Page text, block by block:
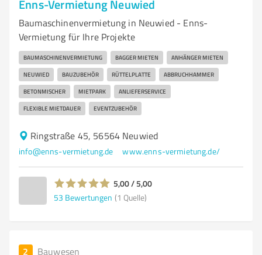
Enns-Vermietung Neuwied
Baumaschinenvermietung in Neuwied - Enns-
Vermietung für Ihre Projekte
BAUMASCHINENVERMIETUNG BAGGER MIETEN ANHÄNGER MIETEN
NEUWIED BAUZUBEHÖR RÜTTELPLATTE ABBRUCHHAMMER
BETONMISCHER MIETPARK ANLIEFERSERVICE
FLEXIBLE MIETDAUER EVENTZUBEHÖR
Ringstraße 45, 56564 Neuwied
info@enns-vermietung.de www.enns-vermietung.de/
5,00 / 5,00
53 Bewertungen (1 Quelle)
2 Bauwesen